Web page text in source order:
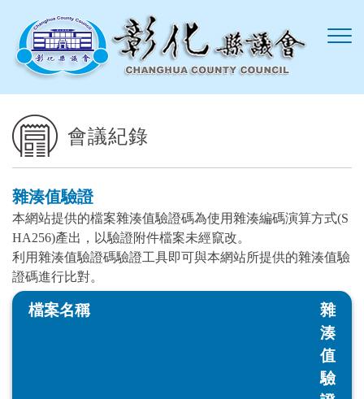
會議紀錄
雜湊值驗證
本網站提供的檔案雜湊值驗證碼為使用雜湊編碼演算方式(S
HA256)產出，以驗證附件檔案未經竄改。
利用雜湊值驗證碼驗證工具即可與本網站所提供的雜湊值驗
證碼進行比對。
檔案名稱
雜
湊
值
驗